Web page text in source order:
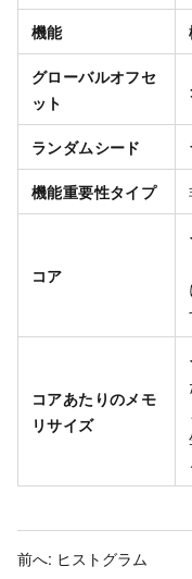
機能
グローバルオフセ
ット
ランダムシード
機能重要性タイプ
コア
コアあたりのメモ
リサイズ
前へ: ヒストグラム